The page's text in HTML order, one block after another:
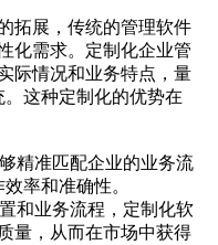
拓展，传统的管理软件
化需求。定制化企业管
际情况和业务特点，量
这种定制化的优势在
精准匹配企业的业务流
率和准确性。
和业务流程，定制化软
量，从而在市场中获得